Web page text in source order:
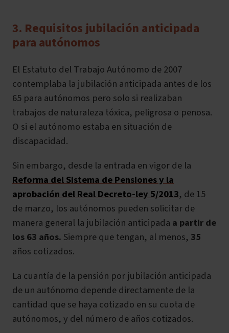
3. Requisitos jubilación anticipada
para autónomos
El Estatuto del Trabajo Autónomo de 2007
contemplaba la jubilación anticipada antes de los
65 para autónomos pero solo si realizaban
trabajos de naturaleza tóxica, peligrosa o penosa.
O si el autónomo estaba en situación de
discapacidad.
Sin embargo, desde la entrada en vigor de la
Reforma del Sistema de Pensiones y la
aprobación del Real Decreto-ley 5/2013, de 15
de marzo, los autónomos pueden solicitar de
manera general la jubilación anticipada a partir de
los 63 años. Siempre que tengan, al menos, 35
años cotizados.
La cuantía de la pensión por jubilación anticipada
de un autónomo depende directamente de la
cantidad que se haya cotizado en su cuota de
autónomos, y del número de años cotizados.